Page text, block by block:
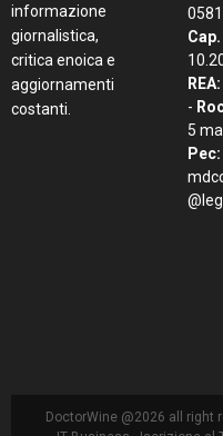
informazione
giornalistica,
critica enoica e
aggiornamenti
costanti.
REA:
-
5
Pec:
DoctorWine @2026 all right